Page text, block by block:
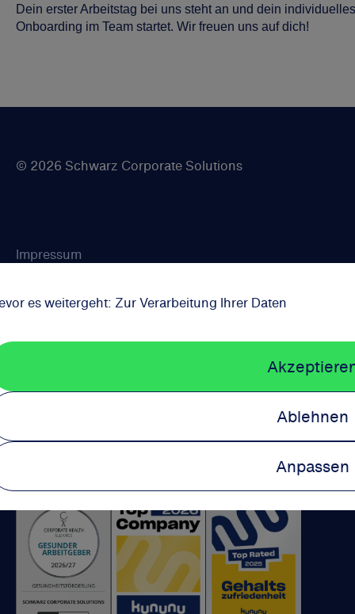
es weitergeht: Zur Verarbeitung Ihrer Daten
Anpassen
Ablehnen
Dein erster Arbeitstag bei uns steht an und dein individuelles
Onboarding im Team startet. Wir freuen uns auf dich!
© 2026 Schwarz Corporate Solutions
Impressum
Kontakt
Wir sind ausgezeichnet: